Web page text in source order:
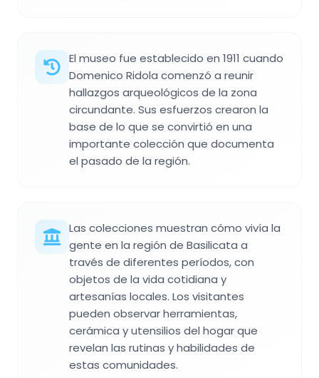
El museo fue establecido en 1911 cuando
Domenico Ridola comenzó a reunir
hallazgos arqueológicos de la zona
circundante. Sus esfuerzos crearon la
base de lo que se convirtió en una
importante colección que documenta
el pasado de la región.
Las colecciones muestran cómo vivía la
gente en la región de Basilicata a
través de diferentes períodos, con
objetos de la vida cotidiana y
artesanías locales. Los visitantes
pueden observar herramientas,
cerámica y utensilios del hogar que
revelan las rutinas y habilidades de
estas comunidades.